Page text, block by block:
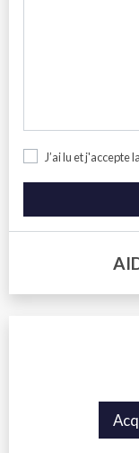
J’ai lu et j'accepte la